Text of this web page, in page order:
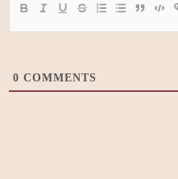
0 COMMENTS